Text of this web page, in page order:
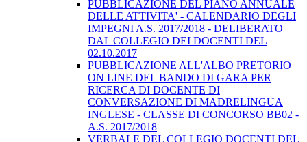
PUBBLICAZIONE DEL PIANO ANNUALE
DELLE ATTIVITA' - CALENDARIO DEGLI
IMPEGNI A.S. 2017/2018 - DELIBERATO
DAL COLLEGIO DEI DOCENTI DEL
02.10.2017
PUBBLICAZIONE ALL'ALBO PRETORIO
ON LINE DEL BANDO DI GARA PER
RICERCA DI DOCENTE DI
CONVERSAZIONE DI MADRELINGUA
INGLESE - CLASSE DI CONCORSO BB02 -
A.S. 2017/2018
VERBALE DEL COLLEGIO DOCENTI DEL